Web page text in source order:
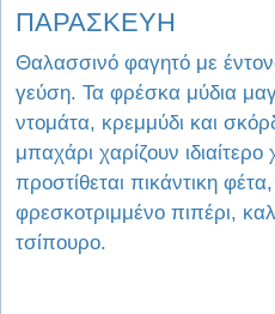
ΠΑΡΑΣΚΕΥΗ
Θαλασσινό φαγητό με
γεύση. Τα φρέσκα μύδια
ντομάτα, κρεμμύδι και
μπαχάρι χαρίζουν
προστίθεται πικάντικη
φρεσκοτριμμένο πιπέρι,
τσίπουρο.